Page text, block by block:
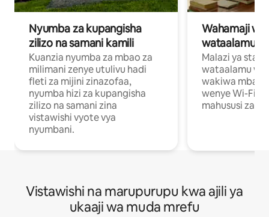
Nyumba za kupangisha
zilizo na samani kamili
Kuanzia nyumba za mbao za
milimani zenye utulivu hadi
fleti za mijini zinazofaa,
nyumba hizi za kupangisha
zilizo na samani zina
vistawishi vyote vya
nyumbani.
Wahamaji
wataalamu
Malazi ya
wataalamu
wakiwa mbali
wenye Wi-Fi
mahususi za
Vistawishi na marupurupu kwa ajili ya
ukaaji wa muda mrefu